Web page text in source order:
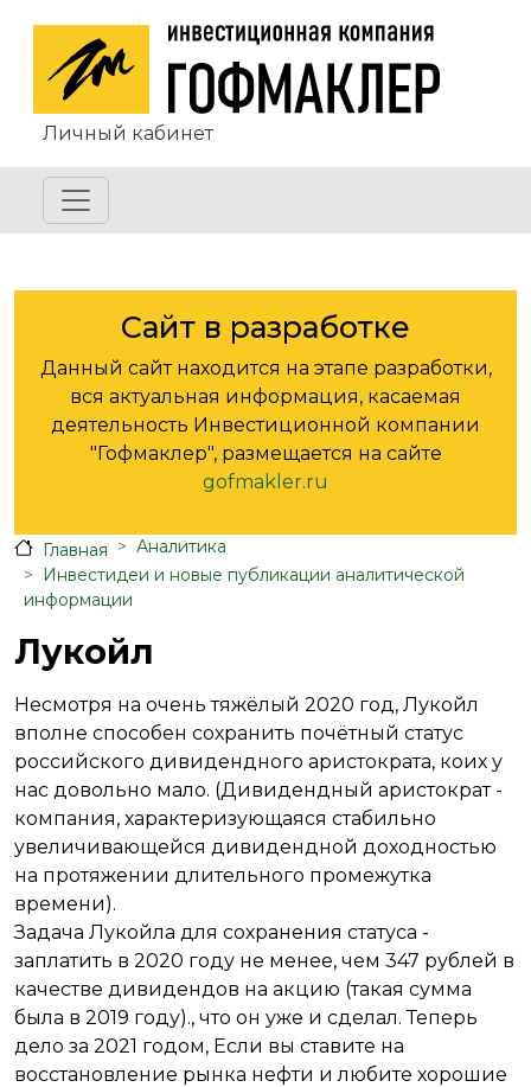
Личный кабинет
Сайт в разработке
Данный сайт находится на этапе разработки,
вся актуальная информация, касаемая
деятельность Инвестиционной компании
"Гофмаклер", размещается на сайте
gofmakler.ru
Главная
Аналитика
Инвестидеи и новые публикации аналитической
информации
Лукойл
Несмотря на очень тяжёлый 2020 год, Лукойл
вполне способен сохранить почётный статус
российского дивидендного аристократа, коих у
нас довольно мало. (Дивидендный аристократ -
компания, характеризующаяся стабильно
увеличивающейся дивидендной доходностью
на протяжении длительного промежутка
времени).
Задача Лукойла для сохранения статуса -
заплатить в 2020 году не менее, чем 347 рублей в
качестве дивидендов на акцию (такая сумма
была в 2019 году)., что он уже и сделал. Теперь
дело за 2021 годом, Если вы ставите на
восстановление рынка нефти и любите хорошие